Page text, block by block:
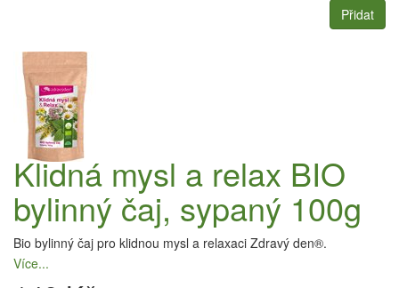
Přidat
Klidná mysl a relax BIO
bylinný čaj, sypaný 100g
Bio bylinný čaj pro klidnou mysl a relaxaci Zdravý den®.
Více...